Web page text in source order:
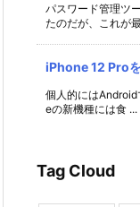
パスワード管理ツ
たのだが、これが
iPhone 12 Pro
個人的には
eの新機種には食 ...
Tag Cloud